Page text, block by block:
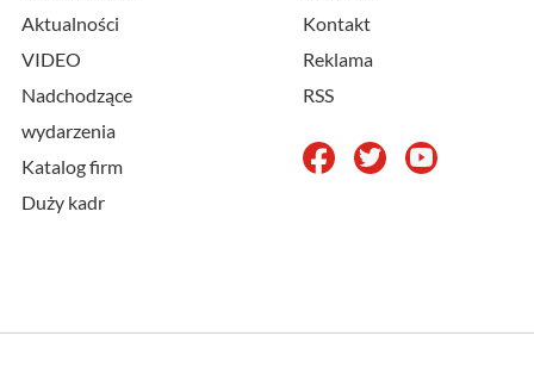
Aktualności
VIDEO
Nadchodzące
wydarzenia
Katalog firm
Duży kadr
Kontakt
Reklama
RSS